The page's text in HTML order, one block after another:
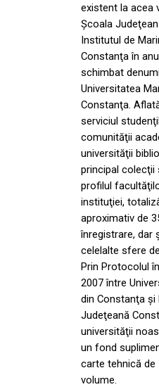
existent la acea
Şcoala
Institutul de
Constanţa în
schimbat
Universitatea
Constanţa.
serviciul
comunităţii
universităţii
principal colecţii
profilul
instituţiei,
aproximativ de
înregistrare, dar
celelalte sfere
Prin Protocolul
2007 între
din Constanţa şi
Judeţeană
universităţii
un fond
carte tehnică de
volume.